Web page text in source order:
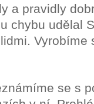
a pravidly
chybu udělal
Vyrobíme
se s